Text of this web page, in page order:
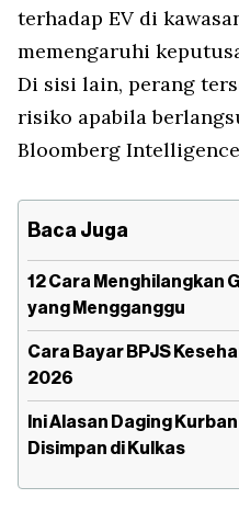
terhadap EV di
memengaruhi
Di sisi lain, perang
risiko apabila
Bloomberg
Baca Juga
12 Cara Menghilangkan
yang Mengganggu
Cara Bayar BPJS
2026
Ini Alasan Daging
Disimpan di Kulkas